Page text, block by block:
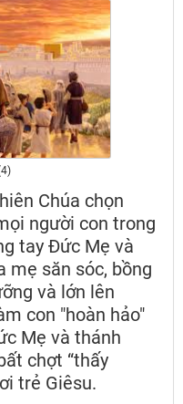
Chúa chọn
người con trong
tay Đức Mẹ và
mẹ săn sóc, bồng
và lớn lên
con "hoàn hảo"
Mẹ và thánh
chợt “thấy
trẻ Giêsu.